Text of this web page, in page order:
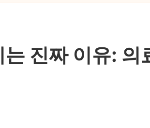
진짜 이유: 의